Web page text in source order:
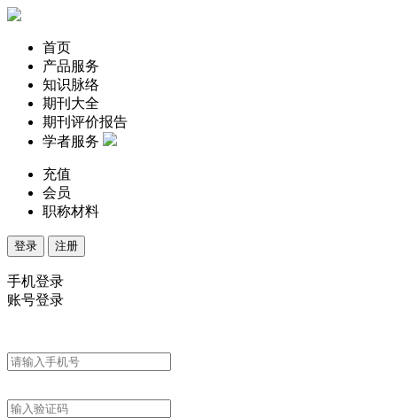
首页
产品服务
知识脉络
期刊大全
期刊评价报告
学者服务
充值
会员
职称材料
登录 注册
手机登录
账号登录